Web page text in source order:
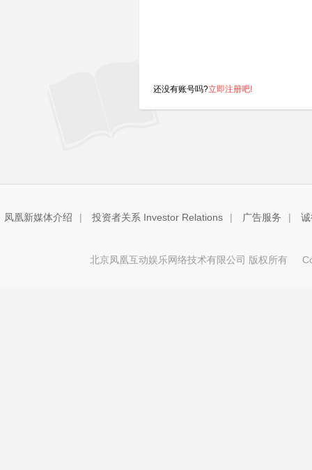
还没有账号吗?立即注册吧!
凤凰新媒体介绍 | 投资者关系 Investor Relations | 广告服务 |
北京凤凰互动娱乐网络技术有限公司 版权所有